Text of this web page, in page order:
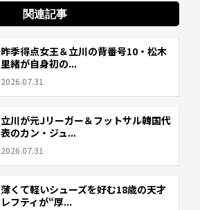
関連記事
昨季得点女王＆立川の背番号10・松木
里緒が自身初の...
2026.07.31
立川が元Jリーガー＆フットサル韓国代
表のカン・ジュ...
2026.07.31
薄くて軽いシューズを好む18歳の天才
レフティが“厚...